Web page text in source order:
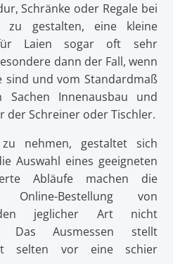
Schränke oder Regale bei
zu gestalten, eine kleine
Laien sogar oft sehr
dann der Fall, wenn
sind und vom Standardmaß
Sachen Innenausbau und
der Schreiner oder Tischler.
nehmen, gestaltet sich
Auswahl eines geeigneten
Abläufe machen die
Online-Bestellung von
jeglicher Art nicht
Das Ausmessen stellt
selten vor eine schier